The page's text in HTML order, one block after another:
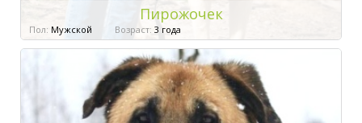
Пирожочек
Пол: Мужской Возраст: 3 года